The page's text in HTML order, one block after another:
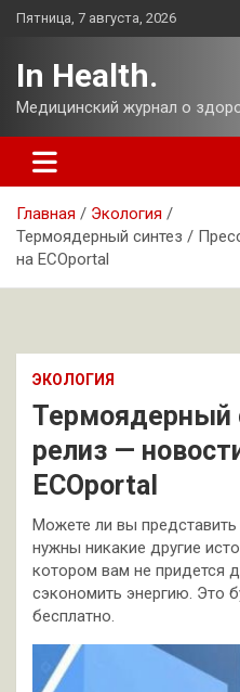
Перейти
Пятница, 7 августа, 2026
In Health.
Медицинский журнал о
Главная
Экология
Термоядерный синтез /
на ECOportal
ЭКОЛОГИЯ
Термоядерный
релиз —
ECOportal
Можете ли вы
нужны никакие другие
котором вам не придется
сэкономить энергию. Это
бесплатно.